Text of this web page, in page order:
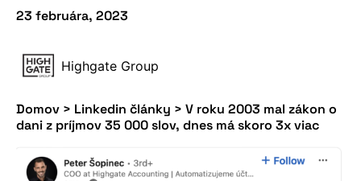
23 februára, 2023
Highgate Group
Domov > Linkedin články > V roku 2003 mal zákon o
dani z príjmov 35 000 slov, dnes má skoro 3x viac